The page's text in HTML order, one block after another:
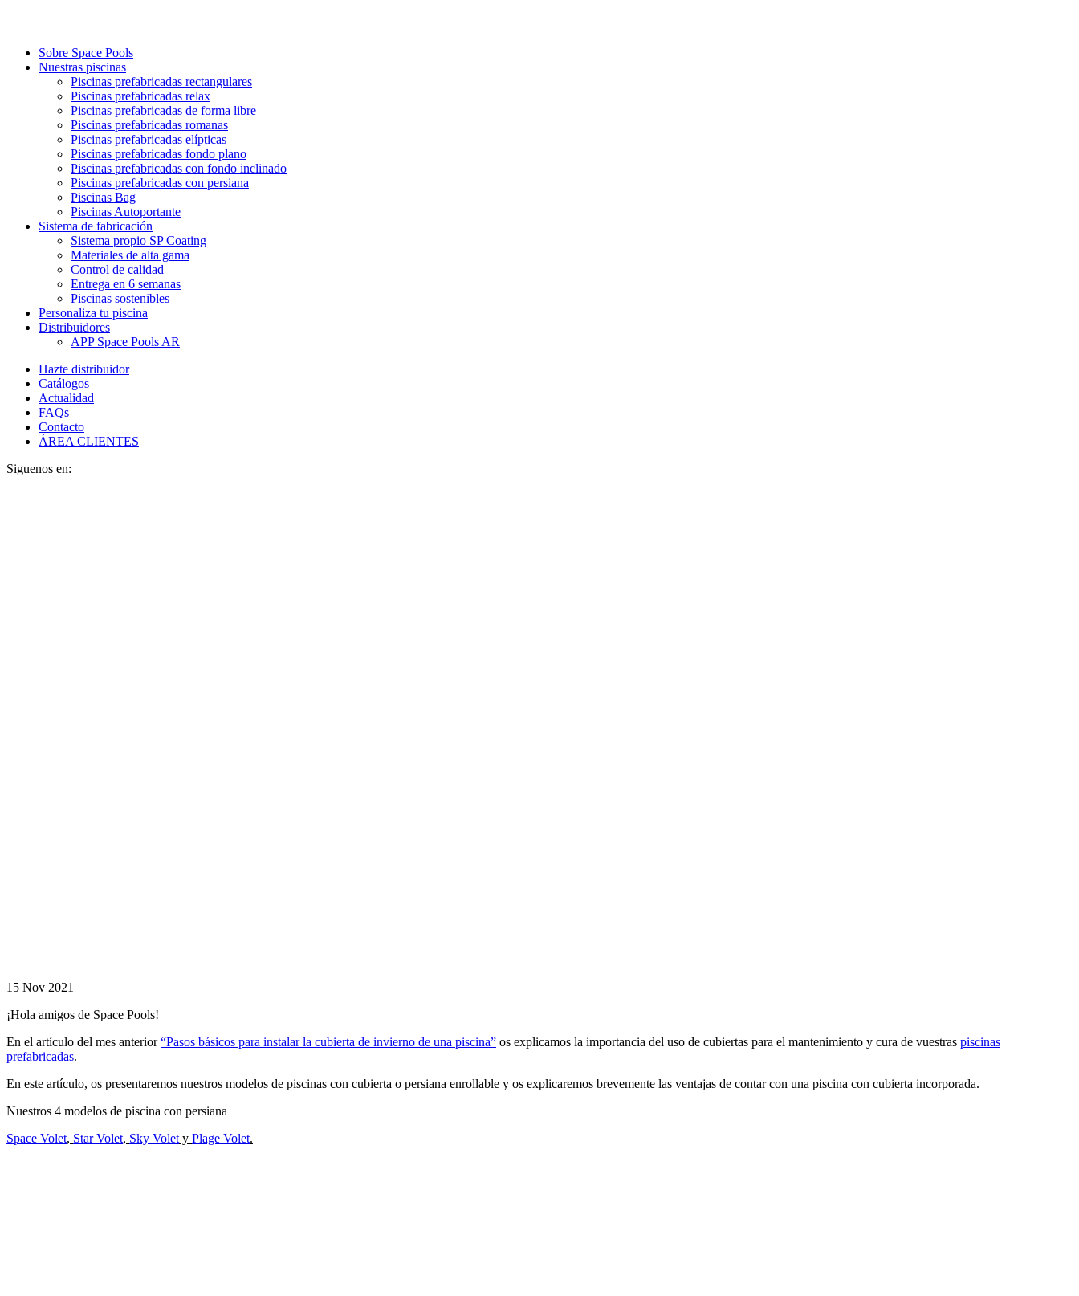
Sobre Space Pools
Nuestras piscinas
Piscinas prefabricadas rectangulares
Piscinas prefabricadas relax
Piscinas prefabricadas de forma libre
Piscinas prefabricadas romanas
Piscinas prefabricadas elípticas
Piscinas prefabricadas fondo plano
Piscinas prefabricadas con fondo inclinado
Piscinas prefabricadas con persiana
Piscinas Bag
Piscinas Autoportante
Sistema de fabricación
Sistema propio SP Coating
Materiales de alta gama
Control de calidad
Entrega en 6 semanas
Piscinas sostenibles
Personaliza tu piscina
Distribuidores
APP Space Pools AR
Hazte distribuidor
Catálogos
Actualidad
FAQs
Contacto
ÁREA CLIENTES
Siguenos en:
15 Nov 2021
¡Hola amigos de Space Pools!
En el artículo del mes anterior“Pasos básicos para instalar la cubierta de invierno de una piscina” os explicamos la importancia del uso de cubiertas para el mantenimiento y cura de vuestras piscinas
prefabricadas.
En este artículo, os presentaremos nuestros modelos de piscinas con cubierta o persiana enrollable y os explicaremos brevemente las ventajas de contar con una piscina con cubierta incorporada.
Nuestros 4 modelos de piscina con persiana
Space Volet, Star Volet, Sky Volet y Plage Volet.